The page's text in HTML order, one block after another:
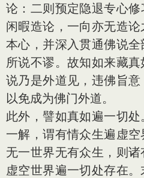
论：二则预定隐退专心
闲暇造论，一向亦无造
本心，并深入贯通佛说
所说不谬。故知如来藏
说乃是外道见，违佛旨意
以免成为佛门外道。
此外，譬如真如遍一切
一解，谓有情众生遍虚空
无一世界无有众生，则
虚空世界遍一切处存在